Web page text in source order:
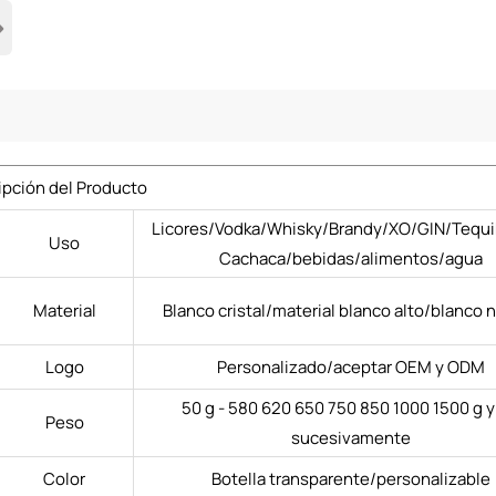
del Producto
Uso
Licores/Vodka/Whisky/Brandy/XO/GIN/
Cachaca/bebidas/alimentos/agua
Material Blanco cristal/material blanco alto/blanco
Logo Personalizado/aceptar OEM y ODM
Peso
50 g - 580 620 650 750 850 1000 1500 g
sucesivamente
Color
Botella transparente/personalizable